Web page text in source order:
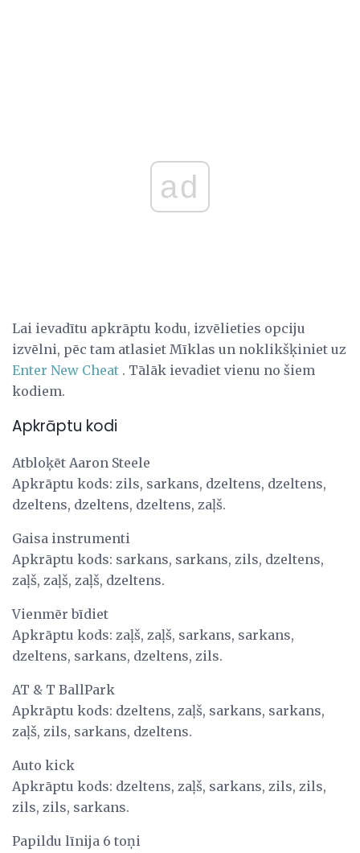
ad
Lai ievadītu apkrāptu kodu, izvēlieties opciju
izvēlni, pēc tam atlasiet Mīklas un noklikšķiniet uz
Enter New Cheat . Tālāk ievadiet vienu no šiem
kodiem.
Apkrāptu kodi
Atbloķēt Aaron Steele
Apkrāptu kods: zils, sarkans, dzeltens, dzeltens,
dzeltens, dzeltens, dzeltens, zaļš.
Gaisa instrumenti
Apkrāptu kods: sarkans, sarkans, zils, dzeltens,
zaļš, zaļš, zaļš, dzeltens.
Vienmēr bīdiet
Apkrāptu kods: zaļš, zaļš, sarkans, sarkans,
dzeltens, sarkans, dzeltens, zils.
AT & T BallPark
Apkrāptu kods: dzeltens, zaļš, sarkans, sarkans,
zaļš, zils, sarkans, dzeltens.
Auto kick
Apkrāptu kods: dzeltens, zaļš, sarkans, zils, zils,
zils, zils, sarkans.
Papildu līnija 6 toņi